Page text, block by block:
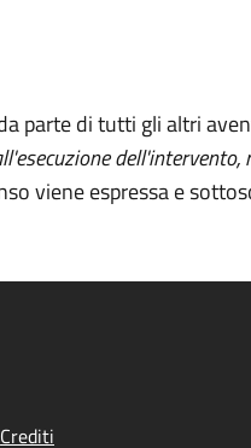
parte di tutti gli altri
viene espressa e
Crediti